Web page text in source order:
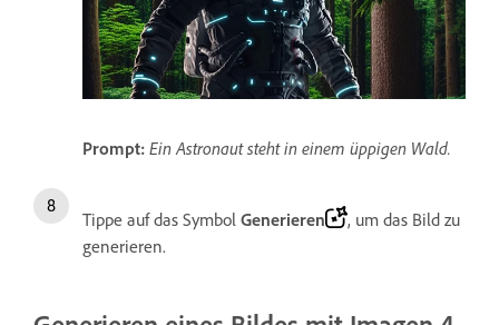
Prompt: Ein Astronaut steht in einem üppigen Wald.
Tippe auf das Symbol Generieren
, um das Bild zu
generieren.